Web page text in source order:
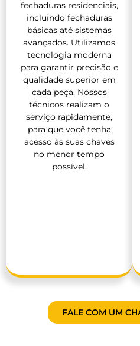
fechaduras residenciais,
incluindo fechaduras
básicas até sistemas
avançados. Utilizamos
tecnologia moderna
para garantir precisão e
qualidade superior em
cada peça. Nossos
técnicos realizam o
serviço rapidamente,
para que você tenha
acesso às suas chaves
no menor tempo
possível.
FALE COM UM